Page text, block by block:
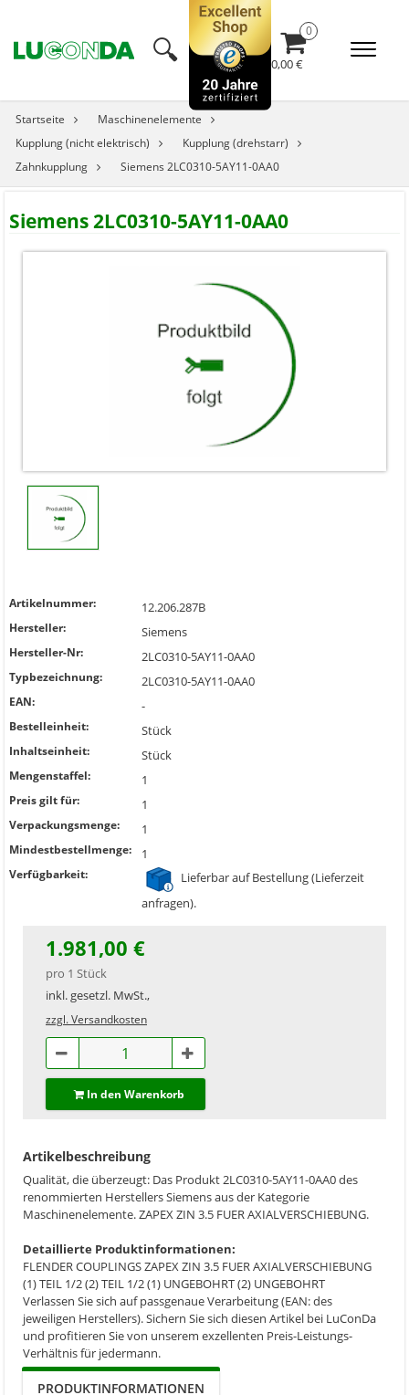
🔍︎ 0,00 €
Startseite
Maschinenelemente
Kupplung (nicht elektrisch)
Kupplung (drehstarr)
Zahnkupplung
Siemens 2LC0310-5AY11-0AA0
Siemens 2LC0310-5AY11-0AA0
Artikelnummer: 12.206.287B
Hersteller: Siemens
Hersteller-Nr: 2LC0310-5AY11-0AA0
Typbezeichnung: 2LC0310-5AY11-0AA0
EAN: -
Bestelleinheit: Stück
Inhaltseinheit: Stück
Mengenstaffel: 1
Preis gilt für: 1
Verpackungsmenge: 1
Mindestbestellmenge: 1
Verfügbarkeit:
Lieferbar auf Bestellung (Lieferzeit
anfragen).
1.981,00 €
pro 1 Stück
inkl. gesetzl. MwSt.,
zzgl. Versandkosten
In den Warenkorb
Artikelbeschreibung
Qualität, die überzeugt: Das Produkt 2LC0310-5AY11-0AA0 des
renommierten Herstellers Siemens aus der Kategorie
Maschinenelemente. ZAPEX ZIN 3.5 FUER AXIALVERSCHIEBUNG.
Detaillierte Produktinformationen:
FLENDER COUPLINGS ZAPEX ZIN 3.5 FUER AXIALVERSCHIEBUNG
(1) TEIL 1/2 (2) TEIL 1/2 (1) UNGEBOHRT (2) UNGEBOHRT
Verlassen Sie sich auf passgenaue Verarbeitung (EAN: des
jeweiligen Herstellers). Sichern Sie sich diesen Artikel bei LuConDa
und profitieren Sie von unserem exzellenten Preis-Leistungs-
Verhältnis für jedermann.
PRODUKTINFORMATIONEN